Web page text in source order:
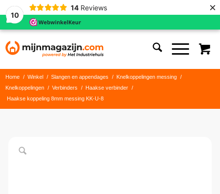
10
14 Reviews ×
Home / Winkel / Slangen en appendages / Knelkoppelingen messing
/
Knelkoppelingen
/ Verbinders / Haakse verbinder
/
Haakse koppeling 8mm messing KK-U-8